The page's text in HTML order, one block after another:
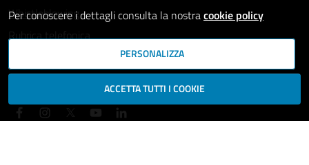
Whistleblowing
Rubrica telefonica
SEGUICI SU
Per conoscere i dettagli consulta la nostracookie policy
PERSONALIZZA
ACCETTA TUTTI I COOKIE